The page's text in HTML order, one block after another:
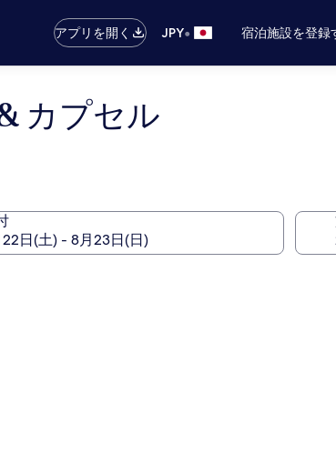
アプリを開く JPY• 宿泊施設を登録
カプセル